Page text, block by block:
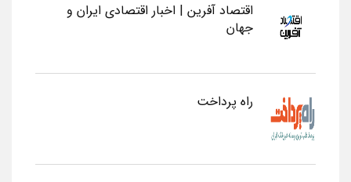
اقتصاد آفرین | اخبار اقتصادی ایران و
جهان
راه پرداخت